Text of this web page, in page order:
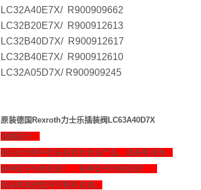
LC32A40E7X/ R900909662
LC32B20E7X/ R900912613
LC32B40D7X/ R900912617
LC32B40E7X/ R900912610
LC32A05D7X/ R900909245
原装德国Rexroth力士乐插装阀LC63A40D7X
温馨提示：
如在此列表中您未查找到合适产品，请来电详询，
各种型号均有现货！、各种型号均有现货！、
需采购其他型号可联系咨询。